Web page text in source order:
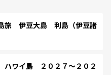
旅 伊豆大島 利島（伊豆諸
ワイ島 ２０２７～２０２